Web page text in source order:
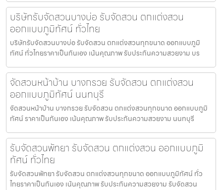
บริษัทรับจัดสวนบางบ่อ รับจัดสวน ตกแต่งสวน
ออกแบบภูมิทัศน์ ทั่วไทย
บริษัทรับจัดสวนบางบ่อ รับจัดสวน ตกแต่งสวนทุกขนาด ออกแบบภูมิ
ทัศน์ ทั่วไทยราคาเป็นกันเอง เน้นคุณภาพ รับประกันความสวยงาม บร
จัดสวนหน้าบ้าน บางกรวย รับจัดสวน ตกแต่งสวน
ออกแบบภูมิทัศน์ นนทบุรี
จัดสวนหน้าบ้าน บางกรวย รับจัดสวน ตกแต่งสวนทุกขนาด ออกแบบภูมิ
ทัศน์ ราคาเป็นกันเอง เน้นคุณภาพ รับประกันความสวยงาม นนทบุรี
รับจัดสวนพัทยา รับจัดสวน ตกแต่งสวน ออกแบบภูมิ
ทัศน์ ทั่วไทย
รับจัดสวนพัทยา รับจัดสวน ตกแต่งสวนทุกขนาด ออกแบบภูมิทัศน์ ทั่ว
ไทยราคาเป็นกันเอง เน้นคุณภาพ รับประกันความสวยงาม รับจัดสวน